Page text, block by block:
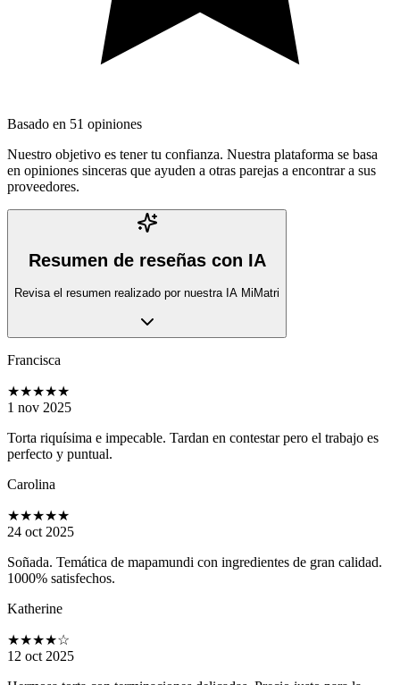
Basado en 51 opiniones
Nuestro objetivo es tener tu confianza. Nuestra plataforma se basa
en opiniones sinceras que ayuden a otras parejas a encontrar a sus
proveedores.
Resumen de reseñas con IA
Revisa el resumen realizado por nuestra IA MiMatri
Francisca
★★★★★
1 nov 2025
Torta riquísima e impecable. Tardan en contestar pero el trabajo es
perfecto y puntual.
Carolina
★★★★★
24 oct 2025
Soñada. Temática de mapamundi con ingredientes de gran calidad.
1000% satisfechos.
Katherine
★★★★☆
12 oct 2025